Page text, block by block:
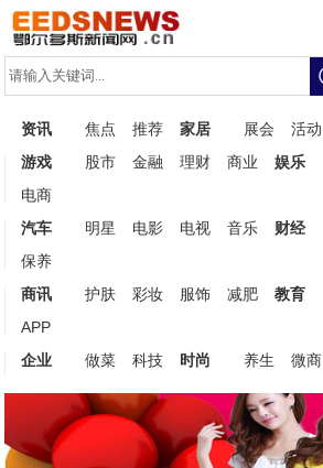
资讯 焦点 推荐 家居 展会
活动
游戏
股市 金融 理财 商业 娱乐
电商
汽车
明星 电影 电视 音乐 财经
保养
商讯
护肤 彩妆 服饰 减肥 教育
APP
企业
做菜 科技 时尚 养生 微商